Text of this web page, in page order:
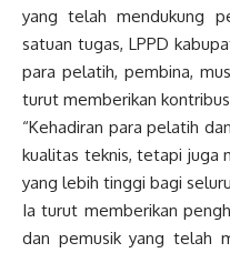
yang telah mendukung
satuan tugas, LPPD
para pelatih, pembina,
turut memberikan
“Kehadiran para pelatih
kualitas teknis, tetapi juga
yang lebih tinggi bagi
Ia turut memberikan
dan pemusik yang telah